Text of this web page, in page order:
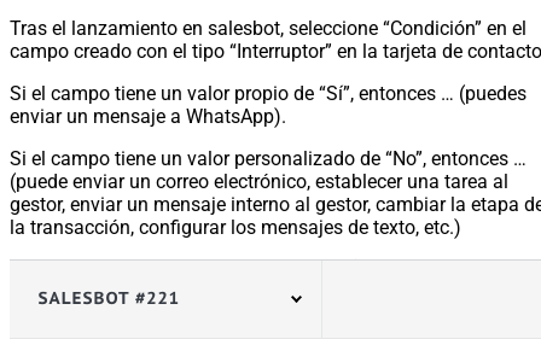
Tras el lanzamiento en salesbot, seleccione “Condición” en el
campo creado con el tipo “Interruptor” en la tarjeta de
Si el campo tiene un valor propio de “Sí”, entonces … (puedes
enviar un mensaje a WhatsApp).
Si el campo tiene un valor personalizado de “No”, entonces …
(puede enviar un correo electrónico, establecer una tarea al
gestor, enviar un mensaje interno al gestor, cambiar la etapa
la transacción, configurar los mensajes de texto, etc.)